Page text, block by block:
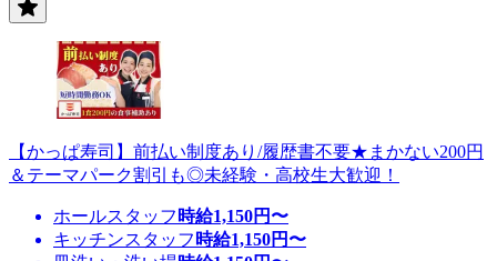
【かっぱ寿司】前払い制度あり/履歴書不要★まかない200円
＆テーマパーク割引も◎未経験・高校生大歓迎！
ホールスタッフ 時給1,150円〜
キッチンスタッフ 時給1,150円〜